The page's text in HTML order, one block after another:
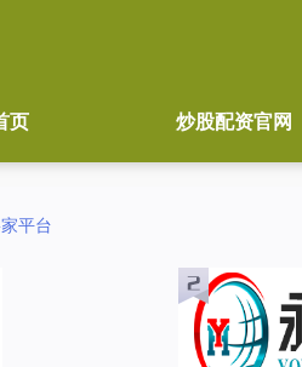
页 炒股配资官网
平台